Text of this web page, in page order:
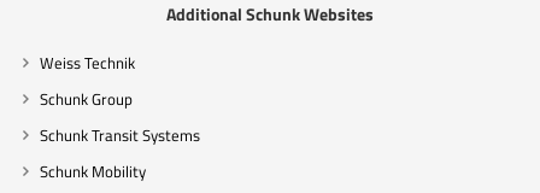
Additional Schunk Websites
Weiss Technik
Schunk Group
Schunk Transit Systems
Schunk Mobility